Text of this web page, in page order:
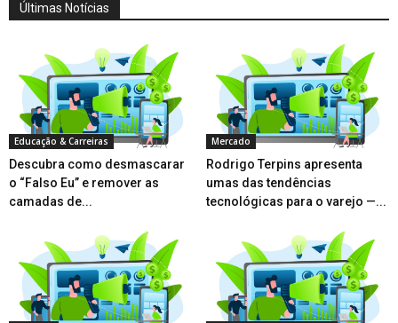
Últimas Notícias
Educação & Carreiras
Descubra como desmascarar
o “Falso Eu” e remover as
camadas de...
Mercado
Rodrigo Terpins apresenta
umas das tendências
tecnológicas para o varejo —...